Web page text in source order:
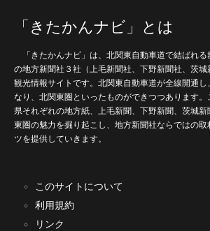
「きたかんナビ」とは
「きたかんナビ」は、北関東自動車道で結ばれる
の地方新聞社３社（上毛新聞社、下野新聞社、茨
観光情報サイトです。北関東自動車道が全線開通し
なり、北関東圏といったものができつつあります
県それぞれの地方紙、上毛新聞、下野新聞、茨城
東圏の魅力を掘り起こし、地方新聞社ならではの
ツを提供していきます。
このサイトについて
利用規約
リンク